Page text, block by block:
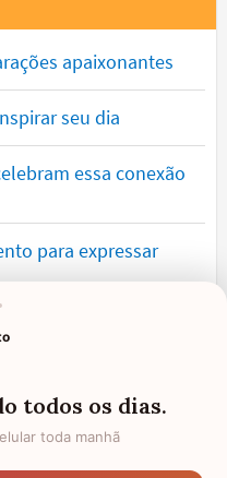
apaixonantes
seu dia
essa conexão
para expressar
o coração e
encher você de
todos os dias.
toda manhã